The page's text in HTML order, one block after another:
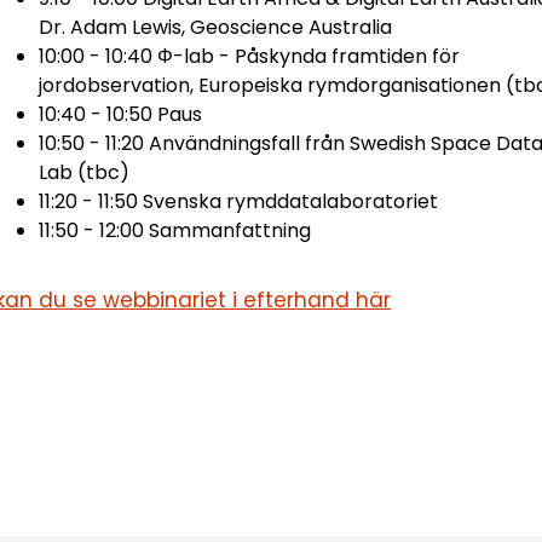
Dr. Adam Lewis, Geoscience Australia
10:00 - 10:40 Φ-lab - Påskynda framtiden för
jordobservation, Europeiska rymdorganisationen
10:40 - 10:50 Paus
10:50 - 11:20 Användningsfall från Swedish Space
Lab (tbc)
11:20 - 11:50 Svenska rymddatalaboratoriet
11:50 - 12:00 Sammanfattning
du se webbinariet i efterhand här